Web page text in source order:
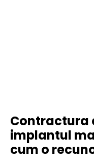
Contractura
implantul
cum o